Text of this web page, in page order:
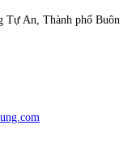
Tự An, Thành phố Buôn